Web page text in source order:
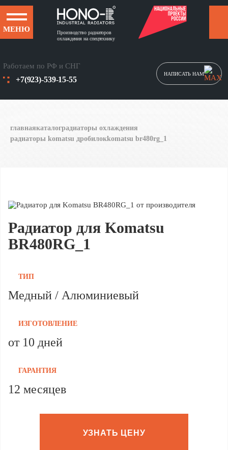
МЕНЮ
Производство радиаторов
охлаждения на спецтехнику
НАПИСАТЬ НАМ
Работаем по РФ и СНГ
+7(923)-539-15-55
главнаякаталоградиаторы охлаждения
радиаторы komatsu дробилокkomatsu br480rg_1
Радиатор для Komatsu
BR480RG_1
ТИП
Медный / Алюминиевый
ИЗГОТОВЛЕНИЕ
от 10 дней
ГАРАНТИЯ
12 месяцев
УЗНАТЬ ЦЕНУ